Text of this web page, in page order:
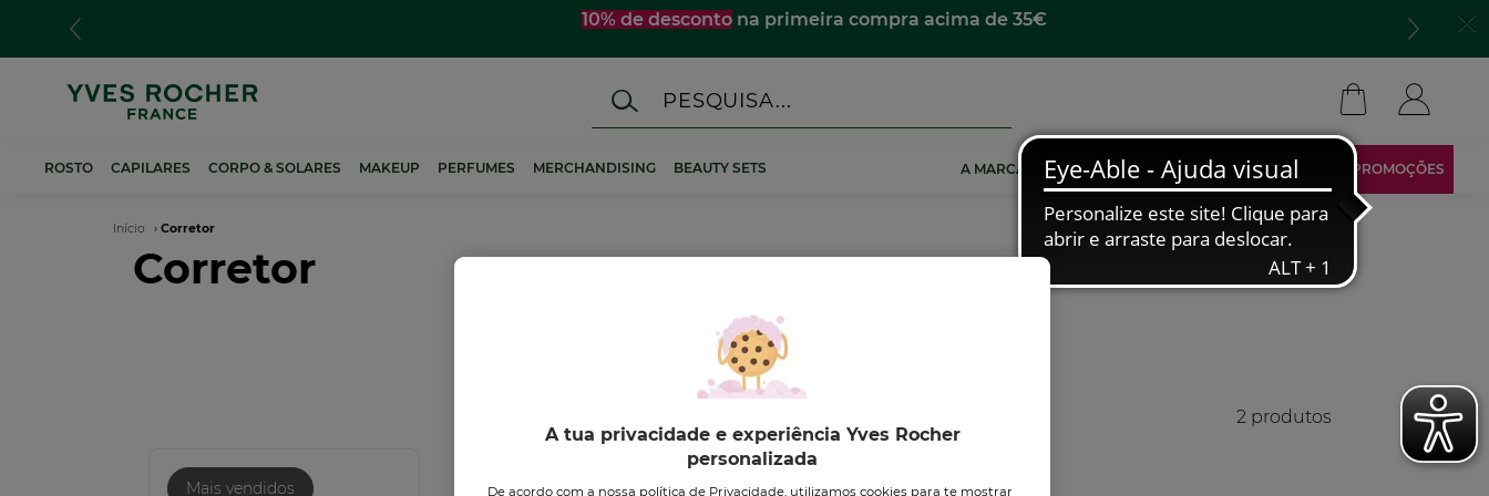
conteúdo
Descobre os essenciais de verãopara te acompanhar para todo lado​
ROSTO CAPILARES CORPO & SOLARES MAKEUP PERFUMES MERCHANDISING BEAUTY SETS A MARCA TORNA-TE AFILIADO ÁREA RESERVADA PROMOÇÕES
Navegação
estrutural
Início Corretor
Corretor
Mais vendidos
2 produtos
A tua privacidade e experiência Yves Rocher
personalizada
De acordo com a nossa política de Privacidade, utilizamos cookies para te mostrar